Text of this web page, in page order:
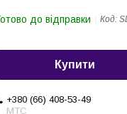
до відправки Код:
Купити
+380 (66) 408-53-49
МТС